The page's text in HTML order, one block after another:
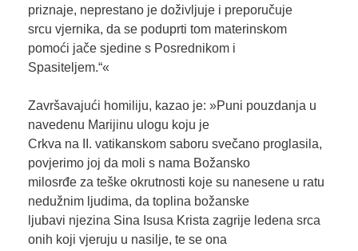
priznaje, neprestano je doživljuje i preporučuje
srcu vjernika, da se poduprti tom materinskom
pomoći jače sjedine s Posrednikom i
Spasiteljem.“«
Završavajući homiliju, kazao je: »Puni pouzdanja u
navedenu Marijinu ulogu koju je
Crkva na II. vatikanskom saboru svečano proglasila,
povjerimo joj da moli s nama Božansko
milosrđe za teške okrutnosti koje su nanesene u ratu
nedužnim ljudima, da toplina božanske
ljubavi njezina Sina Isusa Krista zagrije ledena srca
onih koji vjeruju u nasilje, te se ona